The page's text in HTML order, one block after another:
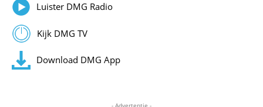
Luister DMG Radio
Kijk DMG TV
Download DMG App
- Advertentie -